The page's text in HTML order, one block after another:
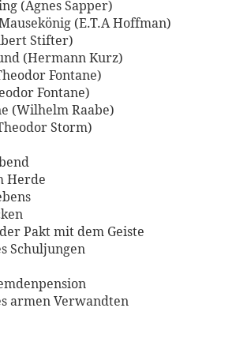
(Agnes Sapper)
(E.T.A Hoffman)
Stifter)
(Hermann Kurz)
Fontane)
Fontane)
(Wilhelm Raabe)
Storm)
Herde
Pakt mit dem Geiste
Schuljungen
armen Verwandten